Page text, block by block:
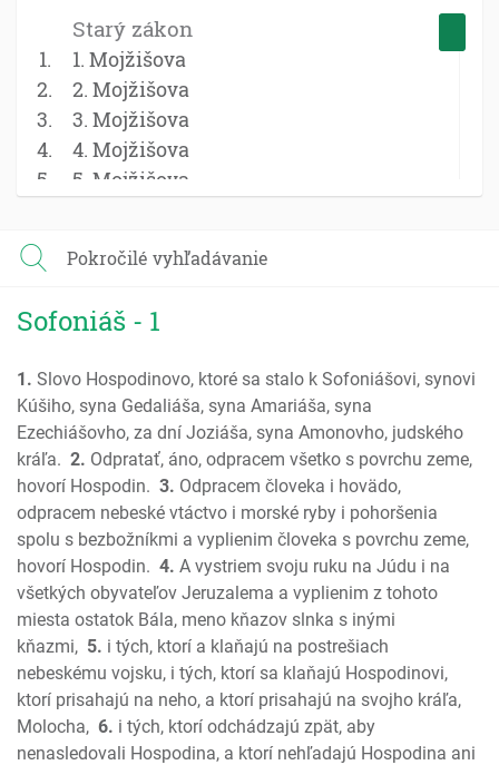
Starý zákon
1. Mojžišova
2. Mojžišova
3. Mojžišova
4. Mojžišova
5. Mojžišova
Rút
2 Samuel
2 Kniha kráľov
1 Kroník; Paralipomenon
2 Kroník; Paralipomenon
Ezdráš
Nehemiáš
Ester
Jób
Žalmy
Príslovia
Kazateľ
Pieseň piesní
Izaiáš
Jeremiáš
Pokročilé vyhľadávanie
Sofoniáš - 1
1. Slovo Hospodinovo, ktoré sa stalo k Sofoniášovi, synovi
Kúšiho, syna Gedaliáša, syna Amariáša, syna
Ezechiášovho, za dní Joziáša, syna Amonovho, judského
kráľa. 2. Odpratať, áno, odpracem všetko s povrchu zeme,
hovorí Hospodin. 3. Odpracem človeka i hovädo,
odpracem nebeské vtáctvo i morské ryby i pohoršenia
spolu s bezbožníkmi a vyplienim človeka s povrchu zeme,
hovorí Hospodin. 4. A vystriem svoju ruku na Júdu i na
všetkých obyvateľov Jeruzalema a vyplienim z tohoto
miesta ostatok Bála, meno kňazov slnka s inými
kňazmi, 5. i tých, ktorí a klaňajú na postrešiach
nebeskému vojsku, i tých, ktorí sa klaňajú Hospodinovi,
ktorí prisahajú na neho, a ktorí prisahajú na svojho kráľa,
Molocha, 6. i tých, ktorí odchádzajú zpät, aby
nenasledovali Hospodina, a ktorí nehľadajú Hospodina ani